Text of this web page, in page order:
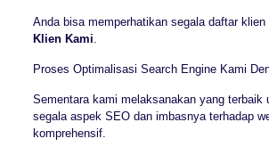
Anda bisa memperhatikan segala daftar
Klien Kami
Proses Optimalisasi Search Engine Kami
Sementara kami melaksanakan yang terbaik
segala aspek SEO dan imbasnya terhadap
komprehensif.